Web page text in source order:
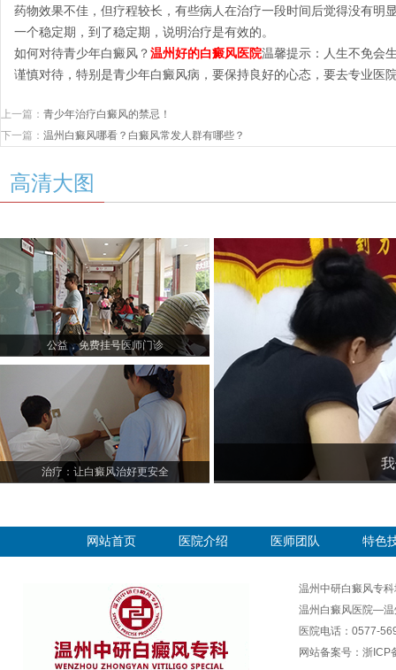
药物效果不佳，但疗程较长，有些病人在治疗一段时间后觉得没有明
一个稳定期，到了稳定期，说明治疗是有效的。
如何对待青少年白癜风？ 温州好的白癜风医院温馨提示：人生不免会
谨慎对待，特别是青少年白癜风病，要保持良好的心态，要去专业医
上一篇： 青少年治疗白癜风的禁忌！
下一篇： 温州白癜风哪看？白癜风常发人群有哪些？
高清大图
公益，免费挂号医师门诊
治疗：让白癜风治好更安全
网站首页 医院介绍 医师团队 特色
温州中研白癜风专
温州白癜风医院—温
医院电话：0577-
网站备案号： 浙ICP